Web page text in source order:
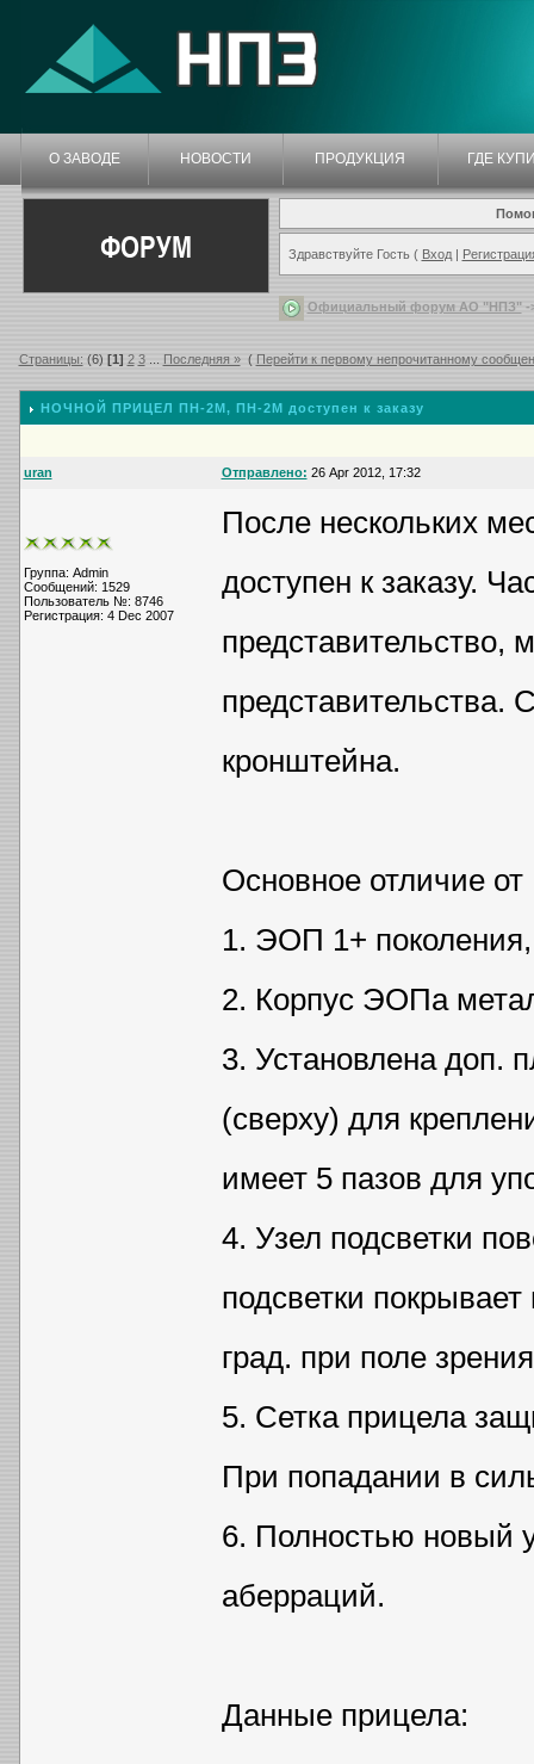
О ЗАВОДЕ НОВОСТИ ПРОДУКЦИЯ ГДЕ
ФОРУМ Здравствуйте Гость ( Вход|
Официальный форум АО "НПЗ"-
Страницы: (6) [1] 2 3... Последняя » ( Перейти к первому непрочитанному
НОЧНОЙ ПРИЦЕЛ ПН-2М, ПН-2М доступен к заказу
uran Отправлено: 26 Apr 2012, 17:32
Группа: Admin
Сообщений: 1529
Пользователь №: 8746
Регистрация: 4 Dec 2007
После нескольких
доступен к заказу.
представительство,
представительства.
кронштейна.
Основное отличие
1. ЭОП 1+
2. Корпус ЭОПа
3. Установлена доп.
(сверху) для
имеет 5 пазов для
4. Узел подсветки
подсветки
град. при поле
5. Сетка прицела
При попадании в
6. Полностью новый
аберраций.
Данные прицела: